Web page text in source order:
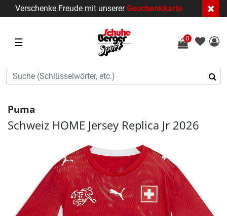
Verschenke Freude mit unsererGeschenkkarte ×
☰ 0
Puma
Schweiz HOME Jersey Replica Jr 2026